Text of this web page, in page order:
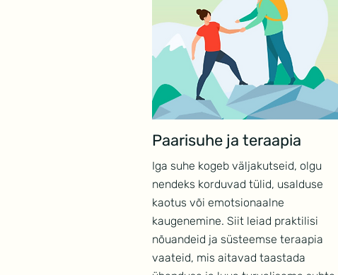
Paarisuhe ja teraapia
Iga suhe kogeb väljakutseid, olgu
nendeks korduvad tülid, usalduse
kaotus või emotsionaalne
kaugenemine. Siit leiad praktilisi
nõuandeid ja süsteemse teraapia
vaateid, mis aitavad taastada